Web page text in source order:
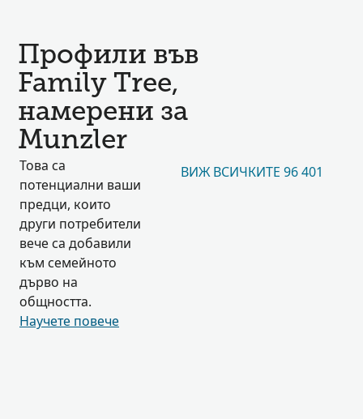
Профили във
Family Tree,
намерени за
Munzler
Това са
потенциални ваши
предци, които
други потребители
вече са добавили
към семейното
дърво на
общността.
Научете повече
ВИЖ ВСИЧКИТЕ 96 401